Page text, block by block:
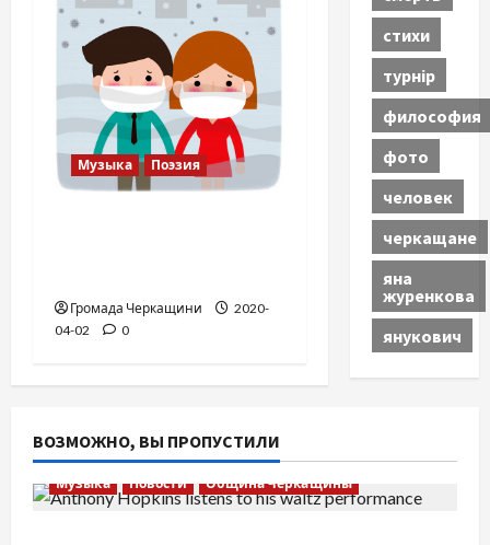
Музыка Поэзия
Громада Черкащини
2020-
04-02
0
стихи
турнір
философия
фото
человек
черкащане
яна
журенкова
янукович
ВОЗМОЖНО, ВЫ ПРОПУСТИЛИ
Музыка Новости Община Черкащины